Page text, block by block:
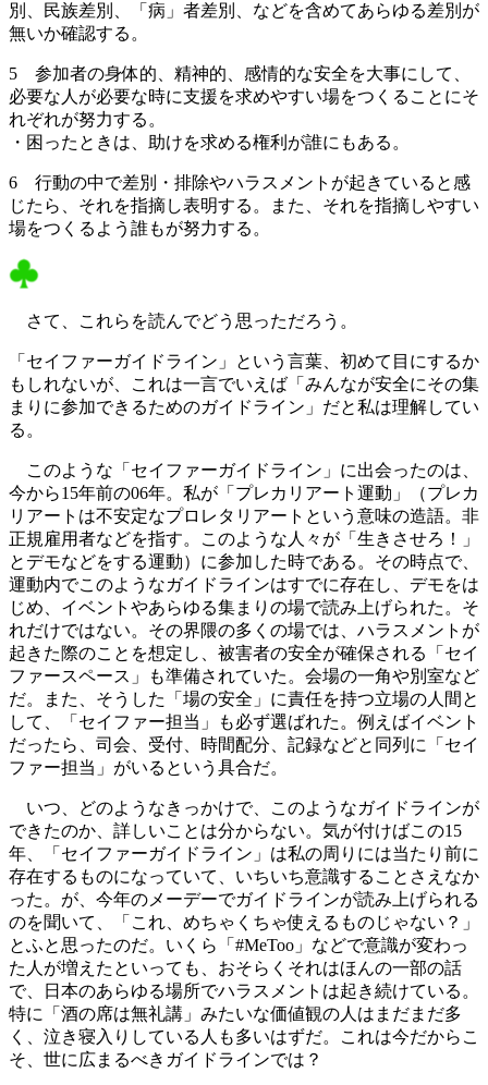
別、民族差別、「病」者差別、などを含めてあらゆる差別が
無いか確認する。
5 参加者の身体的、精神的、感情的な安全を大事にして、
必要な人が必要な時に支援を求めやすい場をつくることにそ
れぞれが努力する。
・困ったときは、助けを求める権利が誰にもある。
6 行動の中で差別・排除やハラスメントが起きていると感
じたら、それを指摘し表明する。また、それを指摘しやすい
場をつくるよう誰もが努力する。
さて、これらを読んでどう思っただろう。
「セイファーガイドライン」という言葉、初めて目にするか
もしれないが、これは一言でいえば「みんなが安全にその集
まりに参加できるためのガイドライン」だと私は理解してい
る。
このような「セイファーガイドライン」に出会ったのは、
今から15年前の06年。私が「プレカリアート運動」（プレカ
リアートは不安定なプロレタリアートという意味の造語。非
正規雇用者などを指す。このような人々が「生きさせろ！」
とデモなどをする運動）に参加した時である。その時点で、
運動内でこのようなガイドラインはすでに存在し、デモをは
じめ、イベントやあらゆる集まりの場で読み上げられた。そ
れだけではない。その界隈の多くの場では、ハラスメントが
起きた際のことを想定し、被害者の安全が確保される「セイ
ファースペース」も準備されていた。会場の一角や別室など
だ。また、そうした「場の安全」に責任を持つ立場の人間と
して、「セイファー担当」も必ず選ばれた。例えばイベント
だったら、司会、受付、時間配分、記録などと同列に「セイ
ファー担当」がいるという具合だ。
いつ、どのようなきっかけで、このようなガイドラインが
できたのか、詳しいことは分からない。気が付けばこの15
年、「セイファーガイドライン」は私の周りには当たり前に
存在するものになっていて、いちいち意識することさえなか
った。が、今年のメーデーでガイドラインが読み上げられる
のを聞いて、「これ、めちゃくちゃ使えるものじゃない？」
とふと思ったのだ。いくら「#MeToo」などで意識が変わっ
た人が増えたといっても、おそらくそれはほんの一部の話
で、日本のあらゆる場所でハラスメントは起き続けている。
特に「酒の席は無礼講」みたいな価値観の人はまだまだ多
く、泣き寝入りしている人も多いはずだ。これは今だからこ
そ、世に広まるべきガイドラインでは？